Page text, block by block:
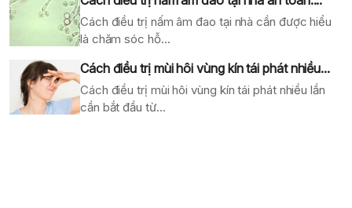
Cách điều trị nấm âm đao tại nhà cần được hiểu
là chăm sóc hỗ...
Cách điều trị mùi hôi vùng kín tái phát nhiều...
Cách điều trị mùi hôi vùng kín tái phát nhiều lần
cần bắt đầu từ...